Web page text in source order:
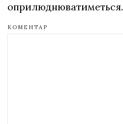
оприлюднюватиметься.
КОМЕНТАР